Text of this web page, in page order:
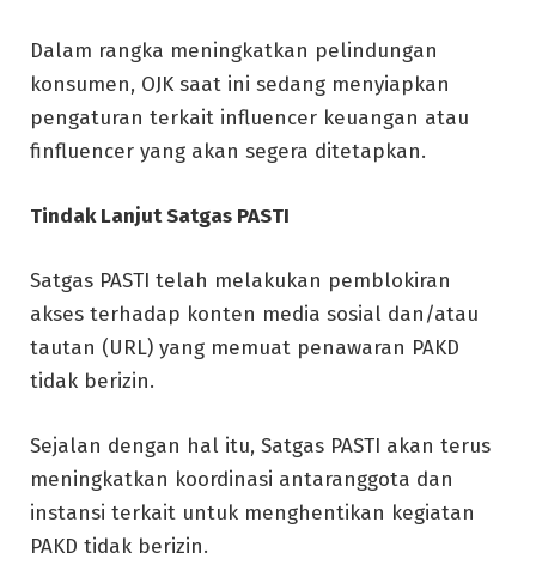
Dalam rangka meningkatkan pelindungan
konsumen, OJK saat ini sedang menyiapkan
pengaturan terkait influencer keuangan atau
finfluencer yang akan segera ditetapkan.
Tindak Lanjut Satgas PASTI
Satgas PASTI telah melakukan pemblokiran
akses terhadap konten media sosial dan/atau
tautan (URL) yang memuat penawaran PAKD
tidak berizin.
Sejalan dengan hal itu, Satgas PASTI akan terus
meningkatkan koordinasi antaranggota dan
instansi terkait untuk menghentikan kegiatan
PAKD tidak berizin.